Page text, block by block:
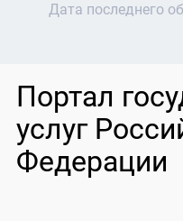
Дата последнего
Портал
услуг
Федерации